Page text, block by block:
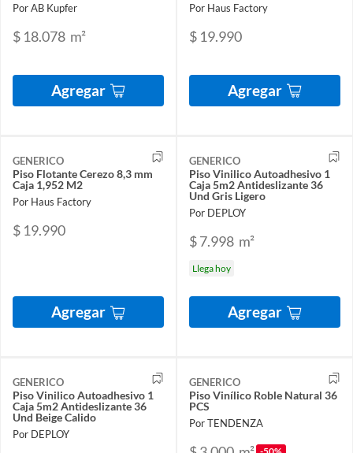
Por AB Kupfer
$ 18.078 m²
Agregar
Por Haus Factory
$ 19.990
Agregar
GENERICO
Piso Flotante Cerezo 8,3 mm
Caja 1,952 M2
Por Haus Factory
$ 19.990
Agregar
GENERICO
Piso Vinilico Autoadhesivo 1
Caja 5m2 Antideslizante 36
Und Gris Ligero
Por DEPLOY
$ 7.998 m²
Llega hoy
Agregar
GENERICO
Piso Vinilico Autoadhesivo 1
Caja 5m2 Antideslizante 36
Und Beige Calido
Por DEPLOY
GENERICO
Piso Vinílico Roble Natural 36
PCS
Por TENDENZA